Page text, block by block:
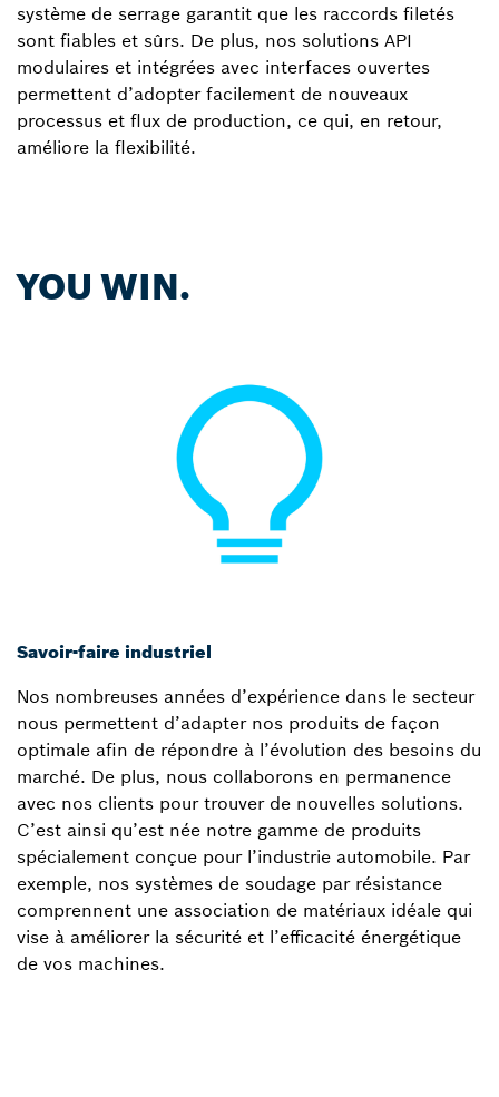
système de serrage garantit que les raccords filetés
sont fiables et sûrs. De plus, nos solutions API
modulaires et intégrées avec interfaces ouvertes
permettent d’adopter facilement de nouveaux
processus et flux de production, ce qui, en retour,
améliore la flexibilité.
YOU WIN.
Savoir-faire industriel
Nos nombreuses années d’expérience dans le secteur
nous permettent d’adapter nos produits de façon
optimale afin de répondre à l’évolution des besoins du
marché. De plus, nous collaborons en permanence
avec nos clients pour trouver de nouvelles solutions.
C’est ainsi qu’est née notre gamme de produits
spécialement conçue pour l’industrie automobile. Par
exemple, nos systèmes de soudage par résistance
comprennent une association de matériaux idéale qui
vise à améliorer la sécurité et l’efficacité énergétique
de vos machines.